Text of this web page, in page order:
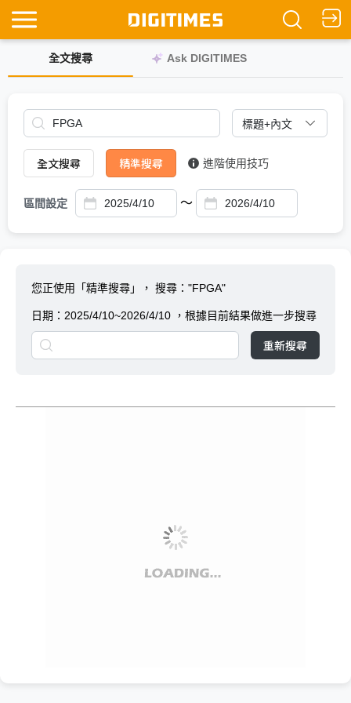
全文搜尋 Ask DIGITIMES
全文搜尋 精準搜尋 進階使用技巧
區間設定 ～
您正使用「精準搜尋」， 搜尋："FPGA"
日期： 2025/4/10~2026/4/10 ，根據目前結果做進一步搜尋
重新搜尋